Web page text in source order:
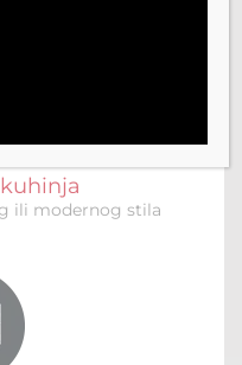
ili modernog stila